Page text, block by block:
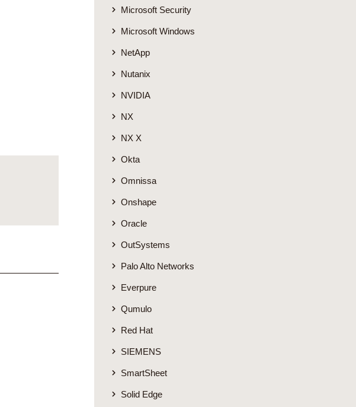
Microsoft Security
Microsoft Windows
NetApp
Nutanix
NVIDIA
NX
NX X
Okta
Omnissa
Onshape
Oracle
OutSystems
Palo Alto Networks
Everpure
Qumulo
Red Hat
SIEMENS
SmartSheet
Solid Edge